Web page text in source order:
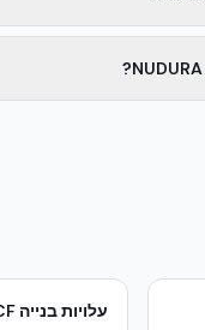
עלויות בנייה ICF